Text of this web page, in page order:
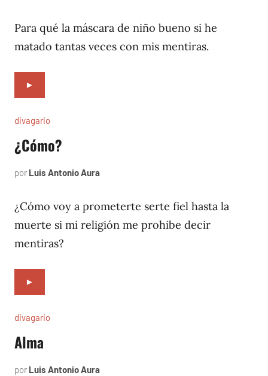
1996
Para qué la máscara de niño bueno si he
matado tantas veces con mis mentiras.
►
divagario
¿Cómo?
por Luis Antonio Aura
1996
¿Cómo voy a prometerte serte fiel hasta la
muerte si mi religión me prohibe decir
mentiras?
►
divagario
Alma
por Luis Antonio Aura